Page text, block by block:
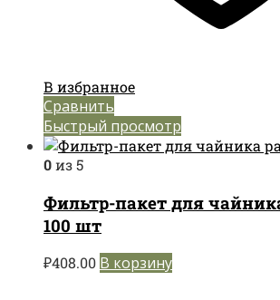
В избранное
Сравнить
Быстрый просмотр
0из 5
Фильтр-пакет для
100 шт
₽408.00 В корзину